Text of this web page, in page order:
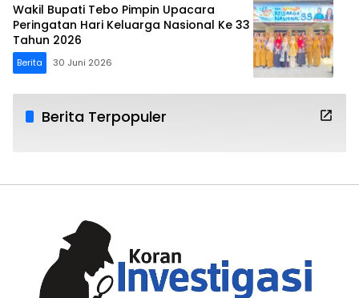
Wakil Bupati Tebo Pimpin Upacara
Peringatan Hari Keluarga Nasional Ke 33
Tahun 2026
Berita 30 Juni 2026
Berita Terpopuler